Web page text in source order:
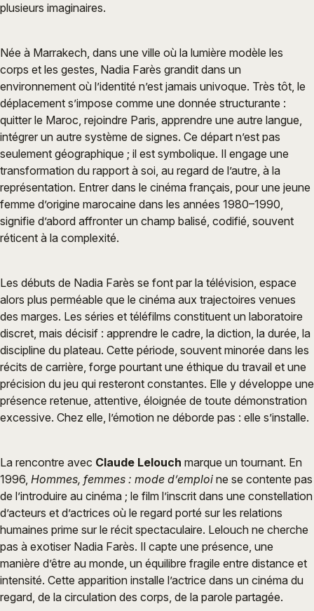
plusieurs imaginaires.
Née à Marrakech, dans une ville où la lumière modèle les
corps et les gestes, Nadia Farès grandit dans un
environnement où l’identité n’est jamais univoque. Très tôt, le
déplacement s’impose comme une donnée structurante :
quitter le Maroc, rejoindre Paris, apprendre une autre langue,
intégrer un autre système de signes. Ce départ n’est pas
seulement géographique ; il est symbolique. Il engage une
transformation du rapport à soi, au regard de l’autre, à la
représentation. Entrer dans le cinéma français, pour une jeune
femme d’origine marocaine dans les années 1980–1990,
signifie d’abord affronter un champ balisé, codifié, souvent
réticent à la complexité.
Les débuts de Nadia Farès se font par la télévision, espace
alors plus perméable que le cinéma aux trajectoires venues
des marges. Les séries et téléfilms constituent un laboratoire
discret, mais décisif : apprendre le cadre, la diction, la durée, la
discipline du plateau. Cette période, souvent minorée dans les
récits de carrière, forge pourtant une éthique du travail et une
précision du jeu qui resteront constantes. Elle y développe une
présence retenue, attentive, éloignée de toute démonstration
excessive. Chez elle, l’émotion ne déborde pas : elle s’installe.
La rencontre avec Claude Lelouch marque un tournant. En
1996, Hommes, femmes : mode d’emploi ne se contente pas
de l’introduire au cinéma ; le film l’inscrit dans une constellation
d’acteurs et d’actrices où le regard porté sur les relations
humaines prime sur le récit spectaculaire. Lelouch ne cherche
pas à exotiser Nadia Farès. Il capte une présence, une
manière d’être au monde, un équilibre fragile entre distance et
intensité. Cette apparition installe l’actrice dans un cinéma du
regard, de la circulation des corps, de la parole partagée.